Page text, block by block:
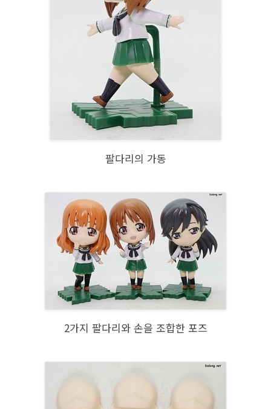
팔다리의 가동
2가지 팔다리와 손을 조합한 포즈